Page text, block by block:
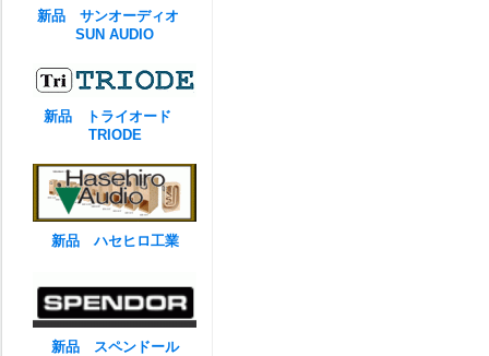
新品 サンオーディオ
SUN AUDIO
新品 トライオード
TRIODE
新品 ハセヒロ工業
新品 スペンドール